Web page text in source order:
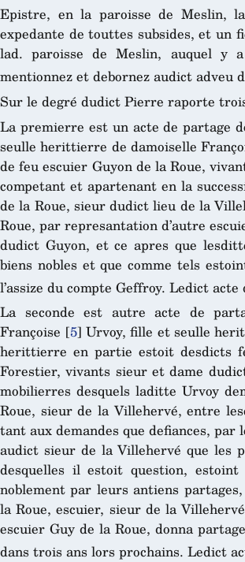
Epistre, en la paroisse de Meslin,
expedante de touttes subsides, et un
lad. paroisse de Meslin, auquel y
mentionnez et debornez audict adveu
Sur le degré dudict Pierre raporte
La premierre est un acte de partage
seulle herittierre de damoiselle
de feu escuier Guyon de la Roue,
competant et apartenant en la
de la Roue, sieur dudict lieu de la
Roue, par represantation d’autre
dudict Guyon, et ce apres que
biens nobles et que comme tels
l’assize du compte Geffroy. Ledict acte
La seconde est autre acte de
Françoise [5] Urvoy, fille et seulle
herittierre en partie estoit desdicts
Forestier, vivants sieur et dame
mobilierres desquels laditte Urvoy
Roue, sieur de la Villehervé, entre
tant aux demandes que defiances,
audict sieur de la Villehervé que les
desquelles il estoit question,
noblement par leurs antiens
la Roue, escuier, sieur de la
escuier Guy de la Roue, donna
dans trois ans lors prochains. Ledict